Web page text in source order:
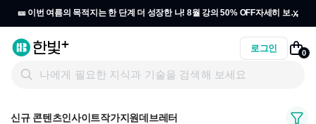
🎫 이번 여름의 목적지는 한 단계 더 성장한 나! 8월 강의 50% OFF자세히 보기
x
로그인 0
신규 콘텐츠인사이트작가지원데브레터